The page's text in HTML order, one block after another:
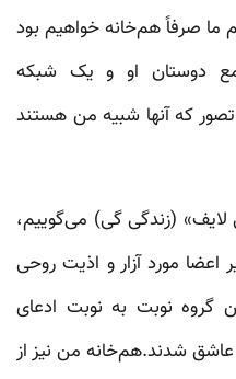
ما صرفاً هم‌خانه خواهیم بود
دوستان او و یک شبکه
که آنها شبیه من هستند
لایف»‌ (زندگی گی) می‌گوییم،
مورد آزار و اذیت روحی
نوبت به نوبت ادعای
شدند.هم‌خانه من نیز از